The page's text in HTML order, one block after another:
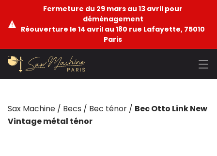
Fermeture du 29 mars au 13 avril pour
déménagement
Réouverture le 14 avril au 180 rue Lafayette, 75010
Paris
Sax Machine / Becs / Bec ténor / Bec Otto Link New
Vintage métal ténor